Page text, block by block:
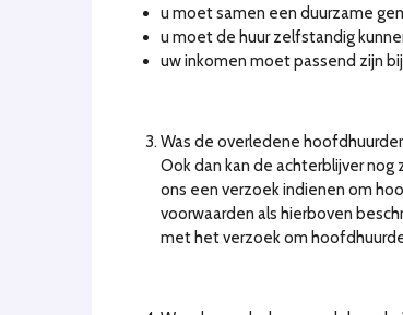
u moet samen een duurzame
u moet de huur zelfstandig
uw inkomen moet passend zijn
Was de overledene
Ook dan kan de achterblijver nog
ons een verzoek indienen om
voorwaarden als hierboven
met het verzoek om